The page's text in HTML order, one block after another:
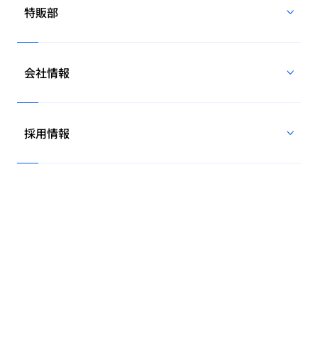
特販部
会社情報
採用情報